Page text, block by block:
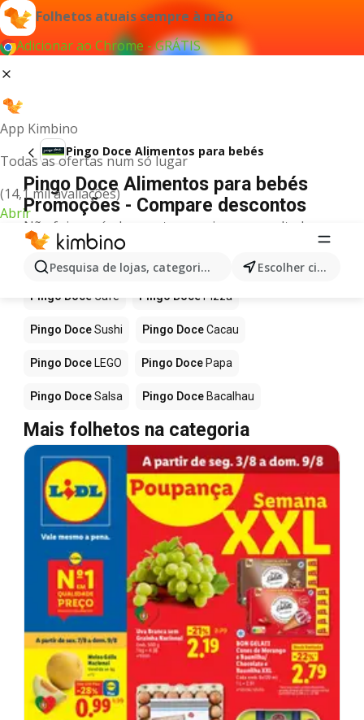
Folhetos atuais sempre à mão
Adicionar ao Chrome - GRÁTIS
App Kimbino
Todas as ofertas num só lugar
(14,1 mil avaliações)
Abrir
Pesquisa de lojas, categorias,produtos... Escolher cidade
Pingo Doce Alimentos para bebés
Pingo Doce Alimentos para bebés
Promoções - Compare descontos
Não foi possível encontrar quaisquer resultados
para este termo.
Mais produtos em Pingo Doce
Pingo Doce Café Pingo DocePizza
Pingo DoceSushi Pingo DoceCacau
Pingo Doce LEGO Pingo Doce Papa
Pingo DoceSalsa Pingo Doce Bacalhau
Mais folhetos na categoria